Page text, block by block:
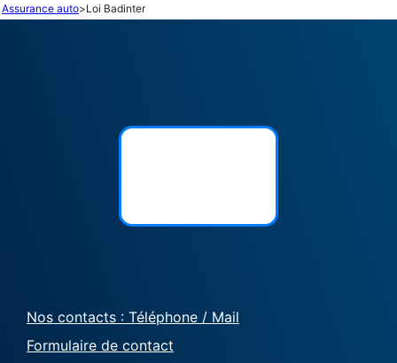
Assurance auto>Loi Badinter
Nos contacts : Téléphone / Mail
Formulaire de contact